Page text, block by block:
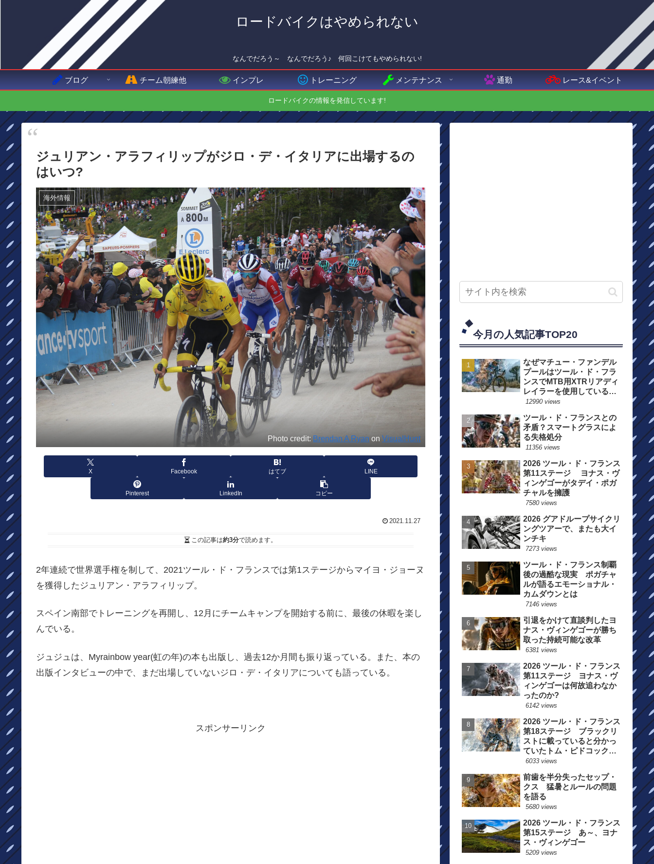
ロードバイクはやめられない
なんでだろう～ なんでだろう♪ 何回こけてもやめられない!
ブログ チーム朝練他 インプレ トレーニング メンテナンス 通勤 レース&イベント
ロードバイクの情報を発信しています!
ジュリアン・アラフィリップがジロ・デ・イタリアに出場するの
はいつ?
海外情報
Photo credit: Brendan A Ryan onVisualHunt
X Facebook はてブ LINE
Pinterest LinkedIn コピー
2021.11.27
この記事は約3分で読めます。
2年連続で世界選手権を制して、2021ツール・ド・フランスでは第1ステージからマイヨ・ジョーヌ
を獲得したジュリアン・アラフィリップ。
スペイン南部でトレーニングを再開し、12月にチームキャンプを開始する前に、最後の休暇を楽し
んでいる。
ジュジュは、Myrainbow year(虹の年)の本も出版し、過去12か月間も振り返っている。また、本の
出版インタビューの中で、まだ出場していないジロ・デ・イタリアについても語っている。
スポンサーリンク
今月の人気記事TOP20
なぜマチュー・ファンデル
プールはツール・ド・フラ
ンスでMTB用XTRリアディ
レイラーを使用しているの
か？
12990 views
ツール・ド・フランスとの
矛盾？スマートグラスによ
る失格処分
11356 views
2026 ツール・ド・フランス
第11ステージ ヨナス・ヴ
ィンゲゴーがタデイ・ポガ
チャルを擁護
7580 views
2026 グアドループサイクリ
ングツアーで、またも大イ
ンチキ
7273 views
ツール・ド・フランス制覇
後の過酷な現実 ポガチャ
ルが語るエモーショナル・
カムダウンとは
7146 views
引退をかけて直談判したヨ
ナス・ヴィンゲゴーが勝ち
取った持続可能な改革
6381 views
2026 ツール・ド・フランス
第11ステージ ヨナス・ヴ
ィンゲゴーは何故追わなか
ったのか?
6142 views
2026 ツール・ド・フランス
第18ステージ ブラックリ
ストに載っていると分かっ
ていたトム・ピドコックは
総合順位死守に
6033 views
前歯を半分失ったセップ・
クス 猛暑とルールの問題
を語る
5680 views
2026 ツール・ド・フランス
第15ステージ あ～、ヨナ
ス・ヴィンゲゴー
5209 views